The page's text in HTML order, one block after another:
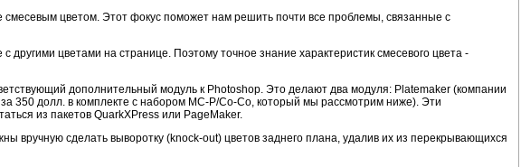
смесевым цветом. Этот фокус поможет нам решить почти все проблемы, связанные с
другими цветами на странице. Поэтому точное знание характеристик смесевого цвета -
дополнительный модуль к Photoshop. Это делают два модуля: Platemaker (компании
350 долл. в комплекте с набором MC-P/Co-Co, который мы рассмотрим ниже). Эти
из пакетов QuarkXPress или PageMaker.
вручную сделать выворотку (knock-out) цветов заднего плана, удалив их из перекрывающихся